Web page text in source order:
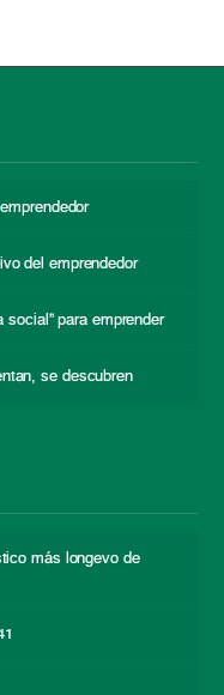
del emprendedor
social” para emprender
se descubren
más longevo de